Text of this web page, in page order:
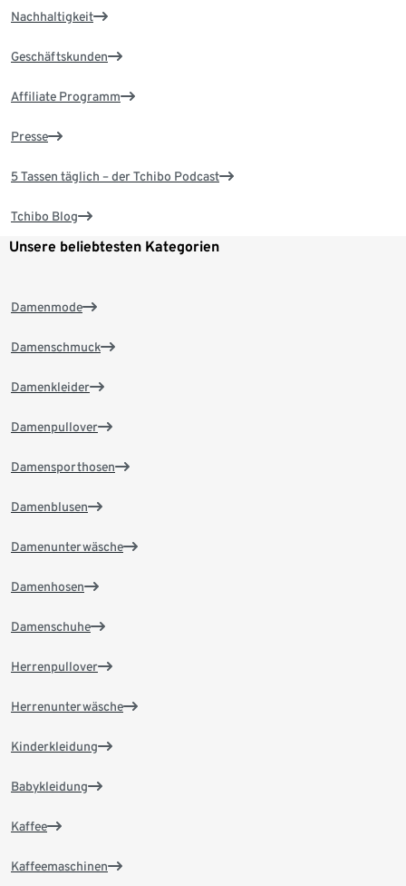
Nachhaltigkeit
Geschäftskunden
Affiliate Programm
Presse
5 Tassen täglich – der Tchibo Podcast
Tchibo Blog
Unsere beliebtesten Kategorien
Damenmode
Damenschmuck
Damenkleider
Damenpullover
Damensporthosen
Damenblusen
Damenunterwäsche
Damenhosen
Damenschuhe
Herrenpullover
Herrenunterwäsche
Kinderkleidung
Babykleidung
Kaffee
Kaffeemaschinen